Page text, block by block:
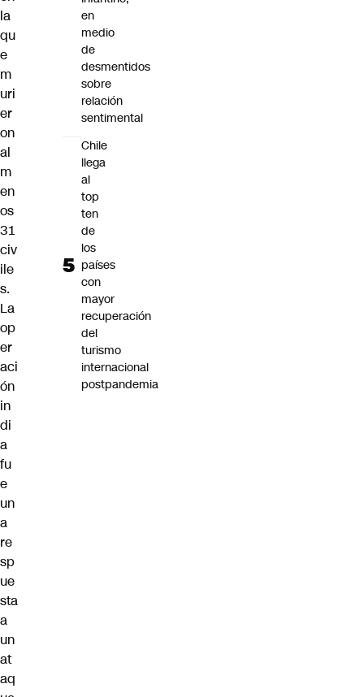
la
qu
e
m
uri
er
on
al
m
en
os
31
civ
ile
s.
La
op
er
aci
ón
in
di
a
fu
e
un
a
re
sp
ue
sta
a
un
at
aq
en
medio
de
desmentidos
sobre
relación
sentimental
Chile
llega
al
top
ten
de
los
países
con
mayor
recuperación
del
turismo
internacional
postpandemia